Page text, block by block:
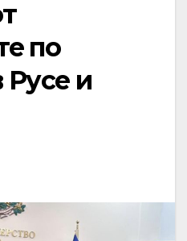
по
Русе и